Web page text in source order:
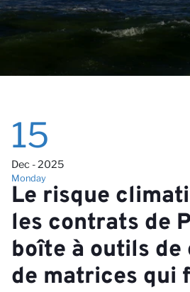
15
Dec - 2025
Monday
Le risque
les contrats de
boîte à outils de
de matrices qui